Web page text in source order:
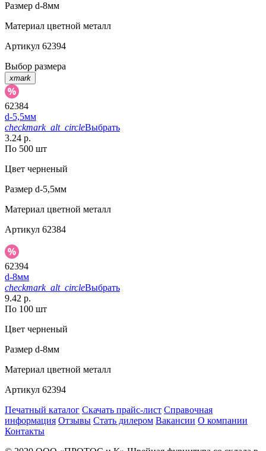
Размер d-8мм
Материал цветной металл
Артикул 62394
Выбор размера
xmark
62384
d-5,5мм
checkmark_alt_circleВыбрать
3.24 р.
По 500 шт
Цвет черненый
Размер d-5,5мм
Материал цветной металл
Артикул 62384
62394
d-8мм
checkmark_alt_circleВыбрать
9.42 р.
По 100 шт
Цвет черненый
Размер d-8мм
Материал цветной металл
Артикул 62394
Печатный каталог Скачать прайс-лист Справочная
информация Отзывы Стать дилером Вакансии О компании
Контакты